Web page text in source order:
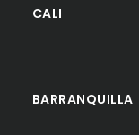
CALI
BARRANQUILLA